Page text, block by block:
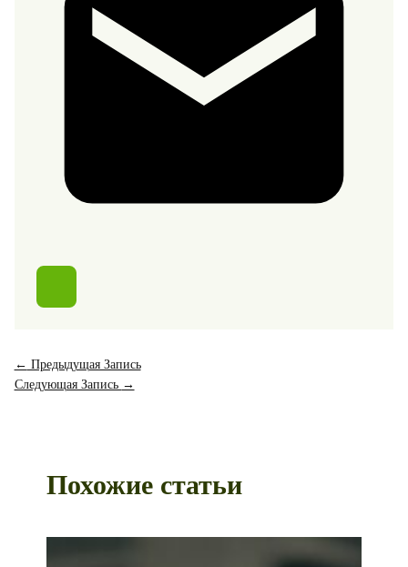
← Предыдущая Запись
Следующая Запись →
Похожие статьи